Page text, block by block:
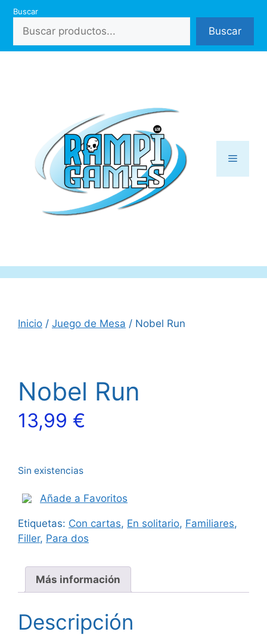
Saltar
contenido
Buscar
Buscar
Menú
Inicio / Juego de Mesa / Nobel Run
Nobel Run
13,99 €
Sin existencias
Añade a Favoritos
Etiquetas: Con cartas, En solitario, Familiares,
Filler, Para dos
Más información
Descripción